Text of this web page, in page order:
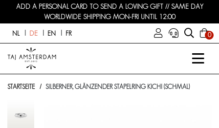
ADD A PERSONAL CARD TO SEND A LOVING GIFT // SAME DAY
WORLDWIDE SHIPPING MON-FRI UNTIL 12:00
NL DE EN FR 0
STARTSEITE SILBERNER, GLÄNZENDER STAPELRING KICHI (SCHMAL)